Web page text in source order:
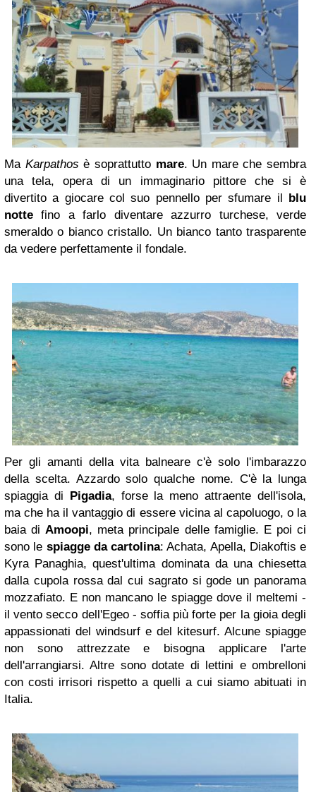
Ma Karpathos è soprattutto mare. Un mare che sembra
una tela, opera di un immaginario pittore che si è
divertito a giocare col suo pennello per sfumare il
blu
notte fino a farlo diventare azzurro turchese, verde
smeraldo o bianco cristallo. Un bianco tanto trasparente
da vedere perfettamente il fondale.
Per gli amanti della vita balneare c'è solo l'imbarazzo
della scelta. Azzardo solo qualche nome. C'è la lunga
spiaggia di Pigadia, forse la meno attraente dell'isola,
ma che ha il vantaggio di essere vicina al capoluogo, o la
baia diAmoopi, meta principale delle famiglie. E poi ci
sono le spiagge da cartolina: Achata, Apella, Diakoftis e
Kyra Panaghia, quest'ultima dominata da una chiesetta
dalla cupola rossa dal cui sagrato si gode un panorama
mozzafiato. E non mancano le spiagge dove il meltemi -
il vento secco dell'Egeo - soffia più forte per la gioia degli
appassionati del windsurf e del kitesurf. Alcune spiagge
non sono attrezzate e bisogna applicare l'arte
dell'arrangiarsi. Altre sono dotate di lettini e ombrelloni
con costi irrisori rispetto a quelli a cui siamo abituati in
Italia.